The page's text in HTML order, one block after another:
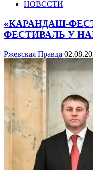
НОВОСТИ
«КАРАНДАШ-
ФЕСТИВАЛЬ У
Ржевская Правда